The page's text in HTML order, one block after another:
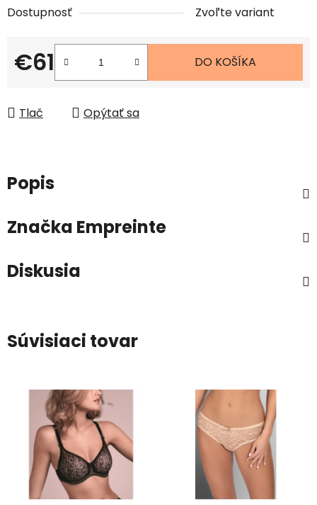
Dostupnosť Zvoľte variant
€61
Jednotková cena:
DO KOŠÍKA
Tlač Opýtať sa
Popis
Značka Empreinte
Diskusia
Súvisiaci tovar